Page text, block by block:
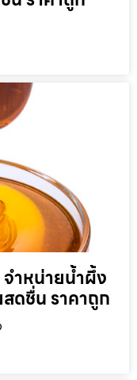
ำหน่ายน้ำผึ้ง
ดชื่น ราคาถูก